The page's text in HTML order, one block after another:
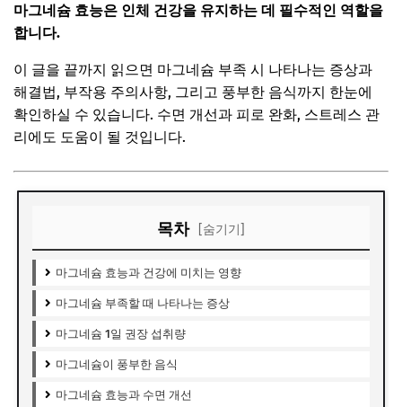
마그네슘 효능은 인체 건강을 유지하는 데 필수적인 역할을
합니다.
이 글을 끝까지 읽으면 마그네슘 부족 시 나타나는 증상과
해결법, 부작용 주의사항, 그리고 풍부한 음식까지 한눈에
확인하실 수 있습니다. 수면 개선과 피로 완화, 스트레스 관
리에도 도움이 될 것입니다.
목차 [숨기기]
마그네슘 효능과 건강에 미치는 영향
마그네슘 부족할 때 나타나는 증상
마그네슘 1일 권장 섭취량
마그네슘이 풍부한 음식
마그네슘 효능과 수면 개선